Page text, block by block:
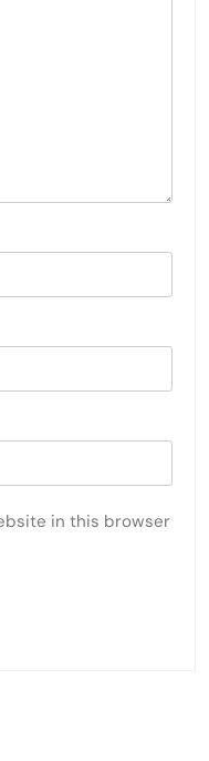
in this browser